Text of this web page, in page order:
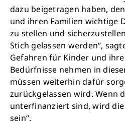
dazu beigetragen haben,
und ihren Familien wichtige
zu stellen und
Stich gelassen werden“,
Gefahren für Kinder und
Bedürfnisse nehmen in
müssen weiterhin dafür
zurückgelassen wird. Wenn
unterfinanziert sind, wird
sein“.